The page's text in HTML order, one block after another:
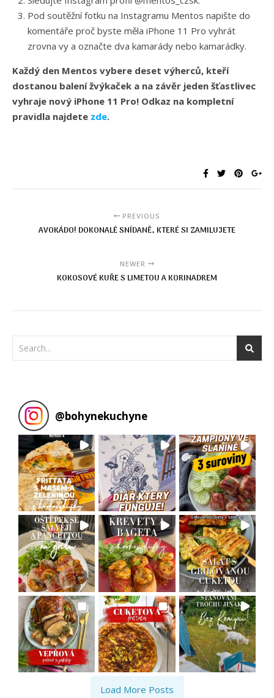
Pod soutěžní fotku na Instagramu Mentos napište do
komentáře proč byste měla iPhone 11 Pro vyhrát
zrovna vy a označte dva kamarády nebo kamarádky.
Každý den Mentos vybere deset výherců, kteří
dostanou balení žvýkaček a na závěr jeden šťastlivec
vyhraje nový iPhone 11 Pro! Odkaz na kompletní
pravidla najdete zde.
PREVIOUS
AVOKÁDO! DOKONALÉ SNÍDANĚ, KTERÉ SI ZAMILUJETE
NEWER
KOKOSOVÉ KUŘE S LIMETOU A KORINADREM
@bohynekuchyne
Load More Posts